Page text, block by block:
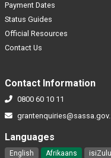
Payment Dates
Status Guides
Official Resources
Contact Us
Contact Information
0800 60 10 11
Languages
English Afrikaans isiZulu